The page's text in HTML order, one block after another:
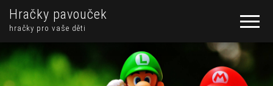
Hračky pavouček
hračky pro vaše děti